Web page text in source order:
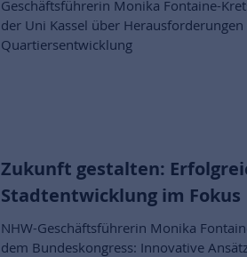
Geschäftsführerin Monika Fontaine-
der Uni Kassel über
Quartiersentwicklung
Zukunft gestalten:
Stadtentwicklung im Fokus
NHW-Geschäftsführerin Monika
dem Bundeskongress: Innovative